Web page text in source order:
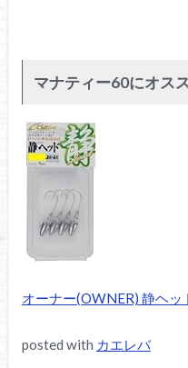
マナティー60にオス
オーナー(OWNER) 静ヘッ
posted with カエレバ